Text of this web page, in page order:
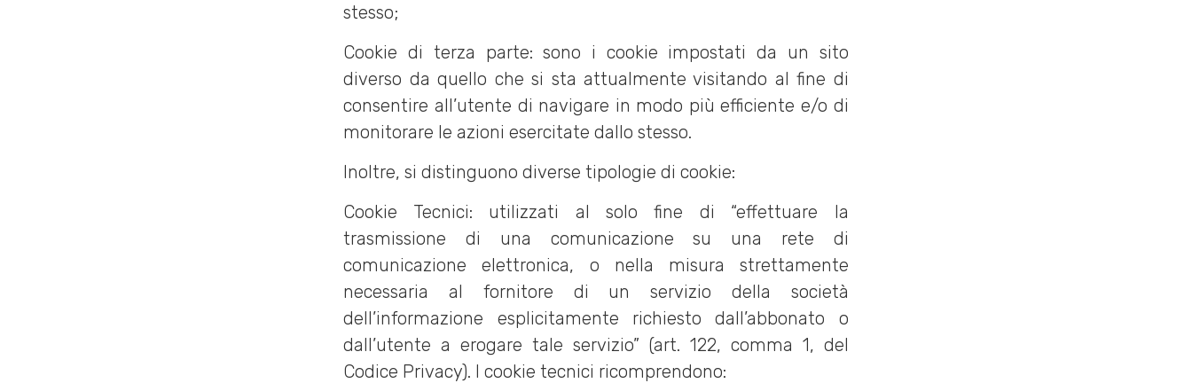
stesso;
Cookie di terza parte: sono i cookie impostati da un sito
diverso da quello che si sta attualmente visitando al fine di
consentire all’utente di navigare in modo più efficiente e/o di
monitorare le azioni esercitate dallo stesso.
Inoltre, si distinguono diverse tipologie di cookie:
Cookie Tecnici: utilizzati al solo fine di “effettuare la
trasmissione di una comunicazione su una rete di
comunicazione elettronica, o nella misura strettamente
necessaria al fornitore di un servizio della società
dell’informazione esplicitamente richiesto dall’abbonato o
dall’utente a erogare tale servizio” (art. 122, comma 1, del
Codice Privacy). I cookie tecnici ricomprendono: